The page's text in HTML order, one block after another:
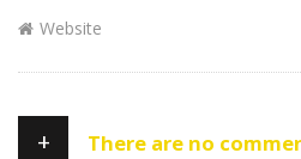
Website
+ There are no